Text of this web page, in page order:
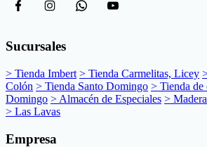
Sucursales
> Tienda Imbert > Tienda Carmelitas, Licey
Colón > Tienda Santo Domingo > Tienda
Domingo > Almacén de Especiales >
> Las Lavas
Empresa